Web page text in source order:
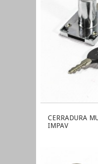
CERRADURA
IMPAV